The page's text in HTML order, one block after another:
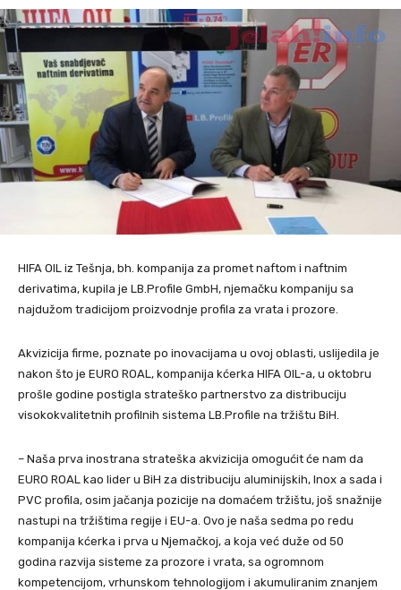
HIFA OIL iz Tešnja, bh. kompanija za promet naftom i naftnim
derivatima, kupila je LB.Profile GmbH, njemačku kompaniju sa
najdužom tradicijom proizvodnje profila za vrata i prozore.
Akvizicija firme, poznate po inovacijama u ovoj oblasti, uslijedila je
nakon što je EURO ROAL, kompanija kćerka HIFA OIL-a, u oktobru
prošle godine postigla strateško partnerstvo za distribuciju
visokokvalitetnih profilnih sistema LB.Profile na tržištu BiH.
– Naša prva inostrana strateška akvizicija omogućit će nam da
EURO ROAL kao lider u BiH za distribuciju aluminijskih, Inox a sada i
PVC profila, osim jačanja pozicije na domaćem tržištu, još snažnije
nastupi na tržištima regije i EU-a. Ovo je naša sedma po redu
kompanija kćerka i prva u Njemačkoj, a koja već duže od 50
godina razvija sisteme za prozore i vrata, sa ogromnom
kompetencijom, vrhunskom tehnologijom i akumuliranim znanjem